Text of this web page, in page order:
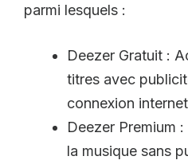
parmi lesquels :
Deezer Gratuit :
titres avec
connexion
Deezer Premium
la musique sans